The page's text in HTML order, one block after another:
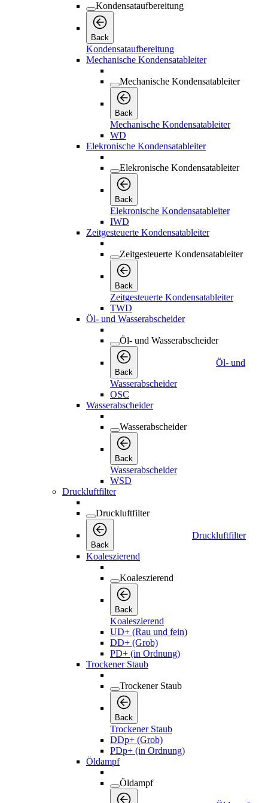
Kondensataufbereitung
Back
Kondensataufbereitung
Mechanische Kondensatableiter
Mechanische Kondensatableiter
Back
Mechanische Kondensatableiter
WD
Elekronische Kondensatableiter
Elekronische Kondensatableiter
Back
Elekronische Kondensatableiter
IWD
Zeitgesteuerte Kondensatableiter
Zeitgesteuerte Kondensatableiter
Back
Zeitgesteuerte Kondensatableiter
TWD
Öl- und Wasserabscheider
Öl- und Wasserabscheider
Back
Öl- und
Wasserabscheider
OSC
Wasserabscheider
Wasserabscheider
Back
Wasserabscheider
WSD
Druckluftfilter
Druckluftfilter
Back
Druckluftfilter
Koaleszierend
Koaleszierend
Back
Koaleszierend
UD+ (Rau und fein)
DD+ (Grob)
PD+ (in Ordnung)
Trockener Staub
Trockener Staub
Back
Trockener Staub
DDp+ (Grob)
PDp+ (in Ordnung)
Öldampf
Öldampf